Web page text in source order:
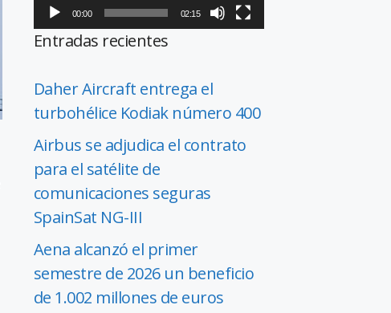
00:00 02:15
Entradas recientes
Daher Aircraft entrega el
turbohélice Kodiak número 400
Airbus se adjudica el contrato
para el satélite de
comunicaciones seguras
SpainSat NG-III
Aena alcanzó el primer
semestre de 2026 un beneficio
de 1.002 millones de euros